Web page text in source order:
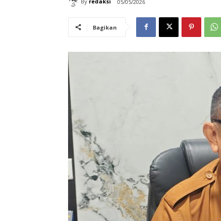
05/05/2026
Bagikan